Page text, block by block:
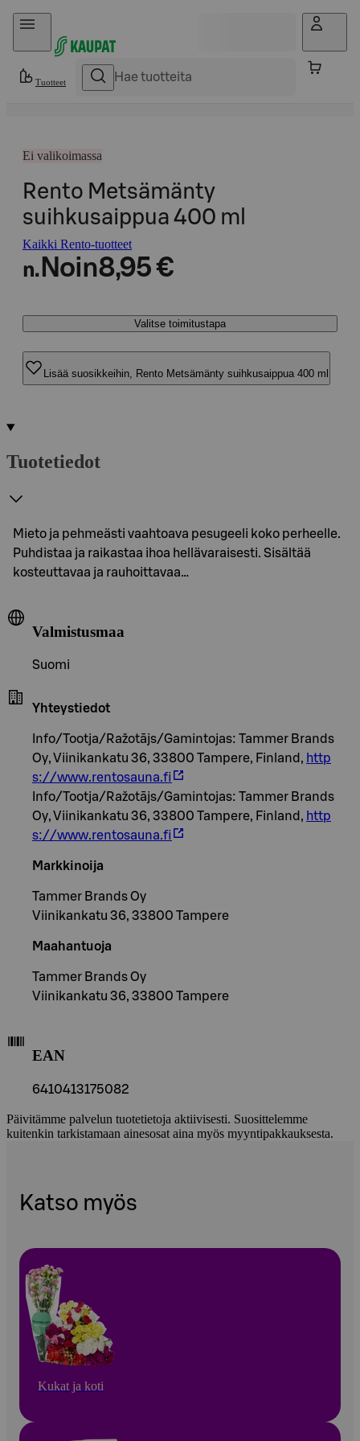
Hyppää sisältöön
Tuotteet
Ei valikoimassa
Rento Metsämänty
suihkusaippua 400 ml
Kaikki Rento-tuotteet
n. Noin8,95 €
Valitse toimitustapa
Lisää suosikkeihin, Rento Metsämänty suihkusaippua 400 ml
Tuotetiedot
Mieto ja pehmeästi vaahtoava pesugeeli koko perheelle.
Puhdistaa ja raikastaa ihoa hellävaraisesti. Sisältää
kosteuttavaa ja rauhoittavaa…
Valmistusmaa
Suomi
Yhteystiedot
Info/Tootja/Ražotājs/Gamintojas: Tammer Brands
Oy, Viinikankatu 36, 33800 Tampere, Finland, http
s://www.rentosauna.fi
Info/Tootja/Ražotājs/Gamintojas: Tammer Brands
Oy, Viinikankatu 36, 33800 Tampere, Finland, http
s://www.rentosauna.fi
Markkinoija
Tammer Brands Oy
Viinikankatu 36, 33800 Tampere
Maahantuoja
Tammer Brands Oy
Viinikankatu 36, 33800 Tampere
EAN
6410413175082
Päivitämme palvelun tuotetietoja aktiivisesti. Suosittelemme
kuitenkin tarkistamaan ainesosat aina myös myyntipakkauksesta.
Katso myös
Kukat ja koti